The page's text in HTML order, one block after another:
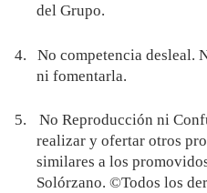
del Grupo.
4.
No competencia desleal.
ni fomentarla.
5.
No Reproducción ni
realizar y ofertar otros
similares a los
Solórzano. ©Todos los